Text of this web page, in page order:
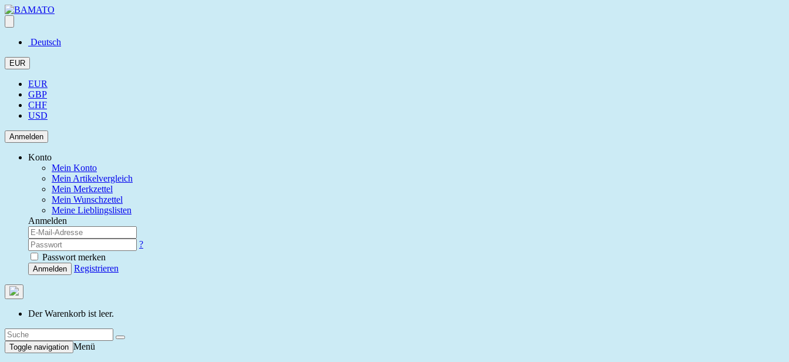
Deutsch
EUR
EUR
GBP
CHF
USD
Anmelden
Konto
Mein Konto
Mein Artikelvergleich
Mein Merkzettel
Mein Wunschzettel
Meine Lieblingslisten
Anmelden
?
Passwort merken
Anmelden Registrieren
Der Warenkorb ist leer.
Toggle navigation Menü